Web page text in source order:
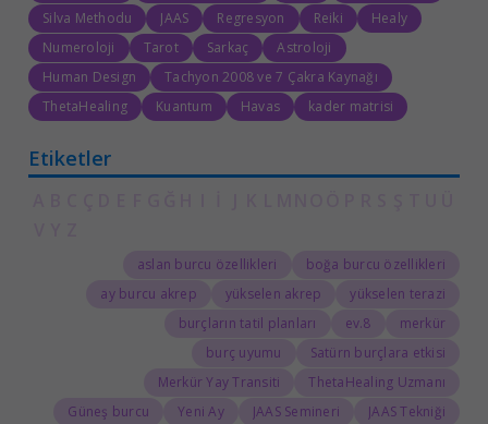
Silva Methodu
JAAS Regresyon Reiki
Healy
Numeroloji
Tarot Sarkaç
Astroloji
Human Design
Tachyon 2008 ve 7 Çakra Kaynağı
ThetaHealing
Kuantum Havas kader matrisi
Etiketler
boğa burcu özellikleri
aslan burcu özellikleri
yükselen terazi
yükselen akrep
ay burcu akrep
merkür
8.ev
burçların tatil planları
Satürn burçlara etkisi
burç uyumu
ThetaHealing Uzmanı
Merkür Yay Transiti
JAAS Tekniği
JAAS Semineri
Yeni Ay
Güneş burcu